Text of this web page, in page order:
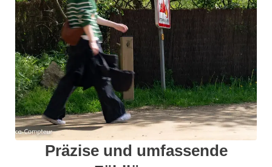
Präzise und umfassende